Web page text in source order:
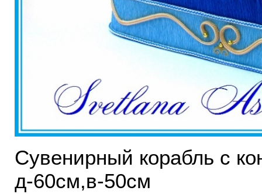
Сувенирный корабль с
д-60см,в-50см